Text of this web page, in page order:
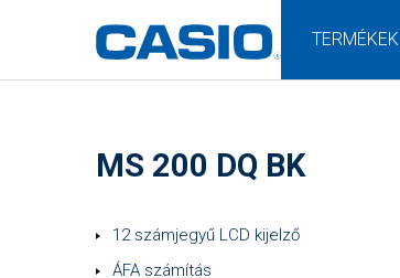
TERMÉKEK
MS 200 DQ BK
12 számjegyű LCD kijelző
ÁFA számítás